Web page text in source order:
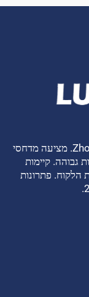
חברת Zhongshan Luoqi Appliance Co., Ltd. מציעה מדחסי
גבוהה. קיימות
הלקוח. פתרונות